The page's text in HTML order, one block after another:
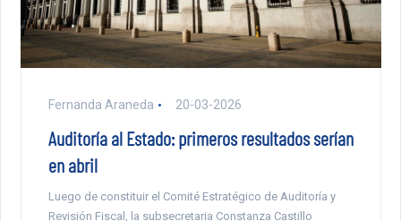
Fernanda Araneda 20-03-2026
Auditoría al Estado: primeros resultados serían
en abril
Luego de constituir el Comité Estratégico de Auditoría y
Revisión Fiscal, la subsecretaria Constanza Castillo